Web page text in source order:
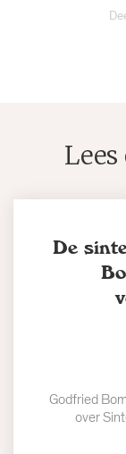
De
Godfried
over